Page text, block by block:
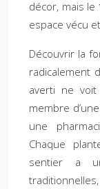
décor, mais le
espace vécu
Découvrir la
radicalement
averti ne voit
membre
une
Chaque
sentier a